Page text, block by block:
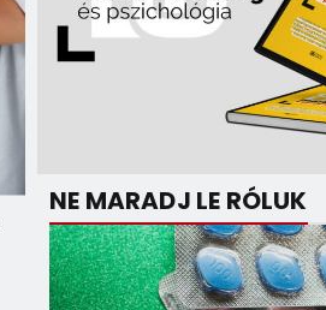
NE MARADJ LE RÓLUK